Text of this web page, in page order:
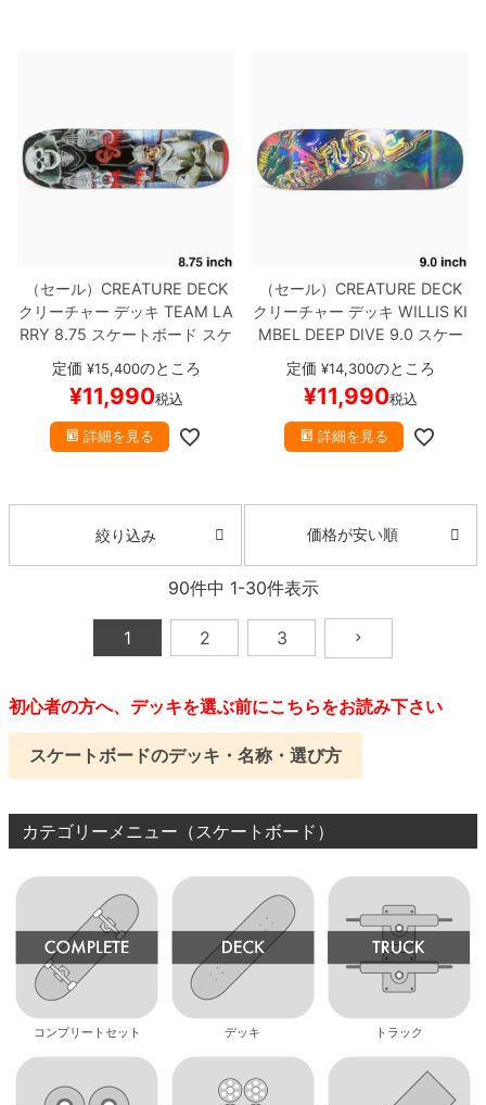
（セール） CREATURE DECK
クリーチャー デッキ TEAM LA
RRY 8.75 スケートボード スケ
定価 ¥15,400のところ
¥11,990税込
詳細を見る
（セール） CREATURE DECK
クリーチャー デッキ WILLIS KI
MBEL DEEP DIVE 9.0 スケー
定価 ¥14,300のところ
¥11,990税込
詳細を見る
絞り込み 価格が安い順
90件中 1-30件表示
1 2 3
初心者の方へ、デッキを選ぶ前にこちらをお読み下さい
スケートボードのデッキ・名称・選び方
カテゴリーメニュー（スケートボード）
コンプリートセット デッキ トラック